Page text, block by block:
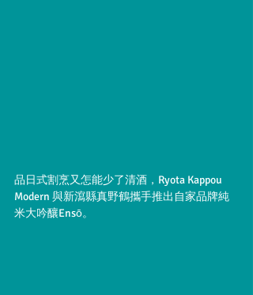
品日式割烹又怎能少了清酒，Ryota Kappou
Modern 與新瀉縣真野鶴攜手推出自家品牌純
米大吟釀Ensō。